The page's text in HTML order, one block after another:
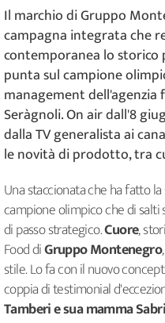
Il marchio di Gruppo
campagna integrata che
contemporanea lo
punta sul campione
management dell'agenzia
Seràgnoli. On air dall'8
dalla TV generalista ai
le novità di prodotto, tra
Una staccionata che ha fatto
campione olimpico che di
di passo strategico.Cuore,
Food diGruppo Montenegro
stile. Lo fa con il nuovo
coppia di testimonial
Tamberi e sua mamma